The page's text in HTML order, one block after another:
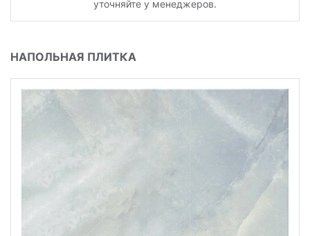
уточняйте у менеджеров.
НАПОЛЬНАЯ ПЛИТКА